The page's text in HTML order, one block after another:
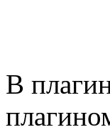
В